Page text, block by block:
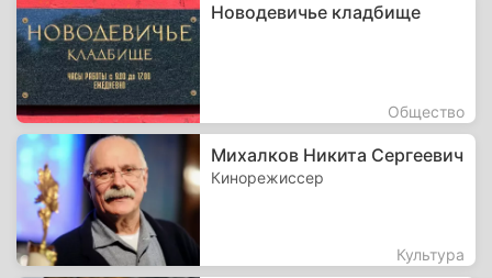
Новодевичье кладбище
Общество
Михалков Никита Сергеевич
Кинорежиссер
Культура